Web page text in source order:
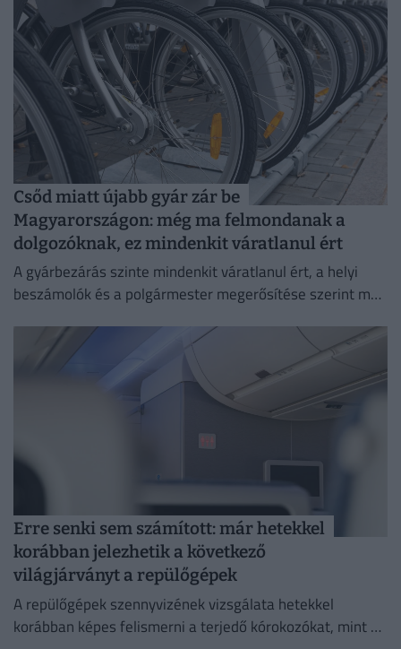
Csőd miatt újabb gyár zár be
Magyarországon: még ma felmondanak a
dolgozóknak, ez mindenkit váratlanul ért
A gyárbezárás szinte mindenkit váratlanul ért, a helyi
beszámolók és a polgármester megerősítése szerint még
döntésről.
Erre senki sem számított: már hetekkel
korábban jelezhetik a következő
világjárványt a repülőgépek
A repülőgépek szennyvizének vizsgálata hetekkel
korábban képes felismerni a terjedő kórokozókat, mint a